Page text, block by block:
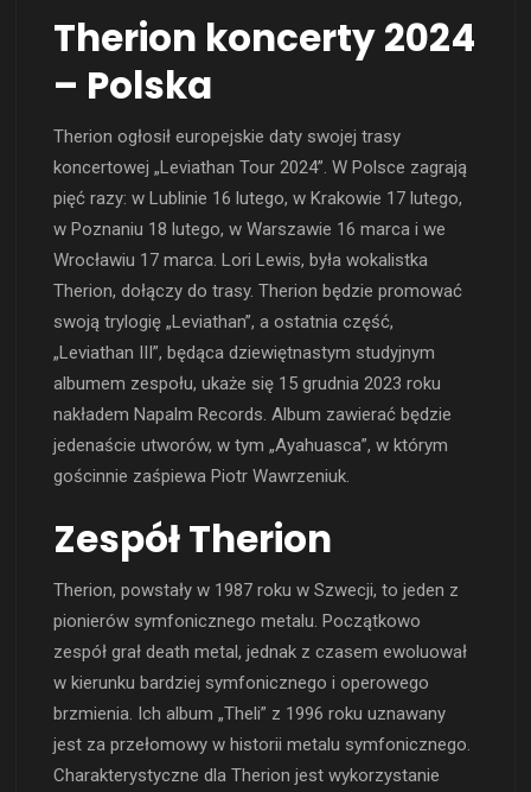
Therion koncerty 2024
– Polska
Therion ogłosił europejskie daty swojej trasy
koncertowej „Leviathan Tour 2024”. W Polsce zagrają
pięć razy: w Lublinie 16 lutego, w Krakowie 17 lutego,
w Poznaniu 18 lutego, w Warszawie 16 marca i we
Wrocławiu 17 marca. Lori Lewis, była wokalistka
Therion, dołączy do trasy. Therion będzie promować
swoją trylogię „Leviathan”, a ostatnia część,
„Leviathan III”, będąca dziewiętnastym studyjnym
albumem zespołu, ukaże się 15 grudnia 2023 roku
nakładem Napalm Records. Album zawierać będzie
jedenaście utworów, w tym „Ayahuasca”, w którym
gościnnie zaśpiewa Piotr Wawrzeniuk.
Zespół Therion
Therion, powstały w 1987 roku w Szwecji, to jeden z
pionierów symfonicznego metalu. Początkowo
zespół grał death metal, jednak z czasem ewoluował
w kierunku bardziej symfonicznego i operowego
brzmienia. Ich album „Theli” z 1996 roku uznawany
jest za przełomowy w historii metalu symfonicznego.
Charakterystyczne dla Therion jest wykorzystanie